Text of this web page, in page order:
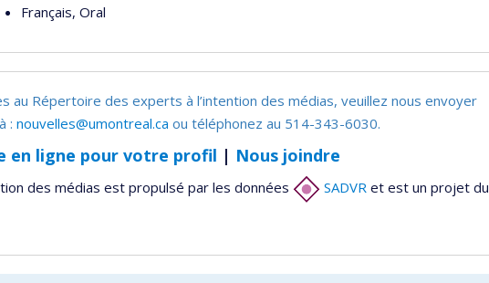
Français, Oral
au Répertoire des experts à l’intention des médias, veuillez nous envoyer
: nouvelles@umontreal.ca ou téléphonez au 514-343-6030.
en ligne pour votre profil | Nous joindre
des médias est propulsé par les données SADVR et est un projet du